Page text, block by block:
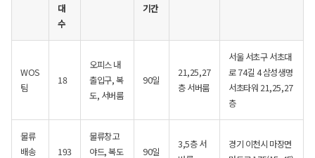
대
수
기간
WOS
팀
18
오피스 내
출입구, 복
도, 서버룸
90일
21,25,27
층 서버룸
서울 서초구 서초대
로 74길 4 삼성생명
서초타워 21,25,27
층
물류
배송
193
물류창고
야드, 복도
90일
3,5층 서
경기 이천시 마장면